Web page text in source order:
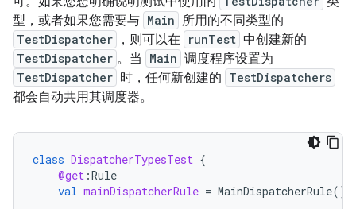
型，或者如果您需要与 Main 所用的不同类型的
TestDispatcher ，则可以在 runTest 中创建新的
TestDispatcher 。当 Main 调度程序设置为
TestDispatcher 时，任何新创建的 TestDispatchers
都会自动共用其调度器。
class DispatcherTypesTest {
@get :Rule
val mainDispatcherRule = MainDispatcherRule()